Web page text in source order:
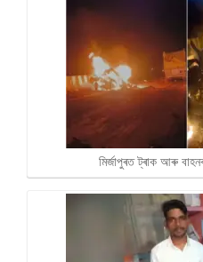
মিৰ্জাপুৰত ট্ৰাক আৰু